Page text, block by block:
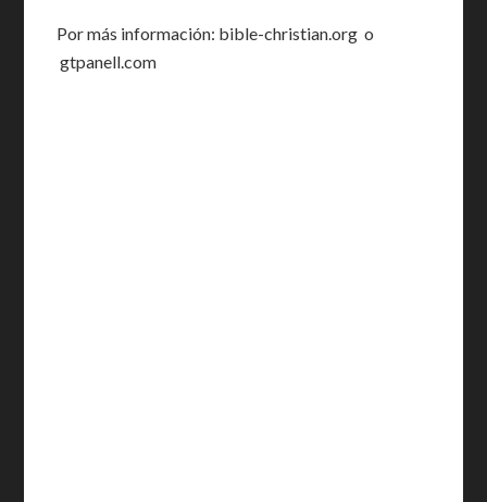
Por más información: bible-christian.org o
gtpanell.com